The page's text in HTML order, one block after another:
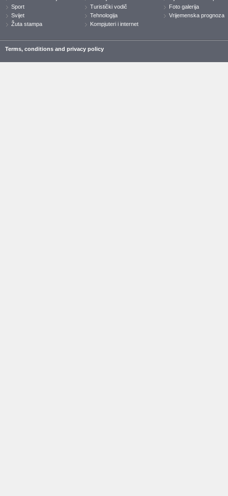
Sport
Svijet
Žuta stampa
Turistički vodič
Tehnologija
Kompjuteri i internet
Foto galerija
Vrijemenska prognoza
Terms, conditions and privacy policy